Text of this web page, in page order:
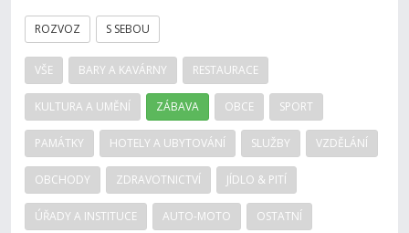
ROZVOZ S SEBOU
VŠE BARY A KAVÁRNY RESTAURACE
KULTURA A UMĚNÍ ZÁBAVA OBCE SPORT
PAMÁTKY HOTELY A UBYTOVÁNÍ SLUŽBY VZDĚLÁNÍ
OBCHODY ZDRAVOTNICTVÍ JÍDLO & PITÍ
ÚŘADY A INSTITUCE AUTO-MOTO OSTATNÍ